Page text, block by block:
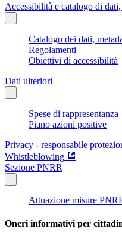
Accessibilità e catalogo di
Catalogo dei dati,
Regolamenti
Obiettivi di accessibilità
Dati ulteriori
Spese di rappresentanza
Piano azioni positive
Privacy - responsabile
Whistleblowing
Sezione PNRR
Attuazione misure
Oneri informativi per